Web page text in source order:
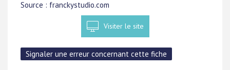
Source : franckystudio.com
Visiter le site